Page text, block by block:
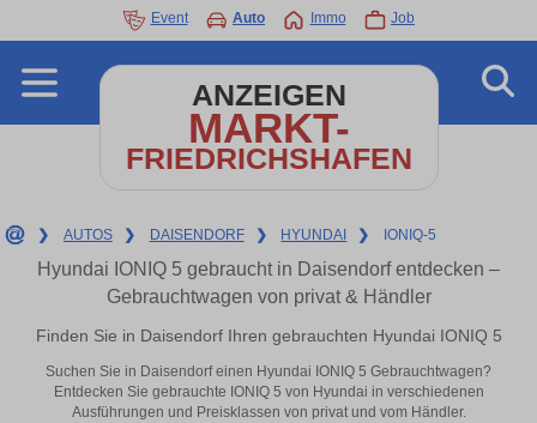
Event Auto Immo Job
ANZEIGEN
MARKT-
FRIEDRICHSHAFEN
❯ AUTOS ❯ DAISENDORF ❯ HYUNDAI ❯ IONIQ-5
Hyundai IONIQ 5 gebraucht in Daisendorf entdecken –
Gebrauchtwagen von privat & Händler
Finden Sie in Daisendorf Ihren gebrauchten Hyundai IONIQ 5
Suchen Sie in Daisendorf einen Hyundai IONIQ 5 Gebrauchtwagen?
Entdecken Sie gebrauchte IONIQ 5 von Hyundai in verschiedenen
Ausführungen und Preisklassen von privat und vom Händler.